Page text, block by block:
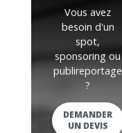
Vous avez
besoin d'un
spot,
sponsoring ou
publireportage
?
DEMANDER
UN DEVIS